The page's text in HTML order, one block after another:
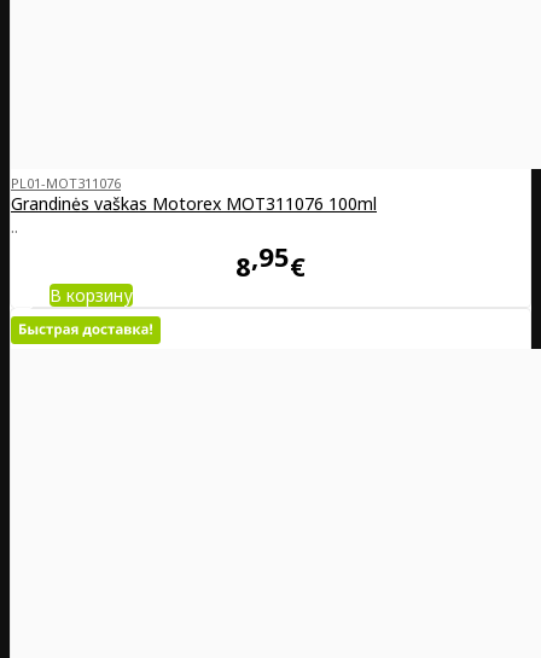
PL01-MOT311076
Grandinės vaškas Motorex MOT311076 100ml
..
8 95€
В корзину